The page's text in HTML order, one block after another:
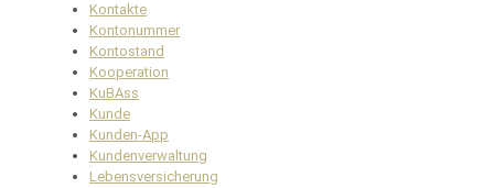
Kontakte
Kontonummer
Kontostand
Kooperation
KuBAss
Kunde
Kunden-App
Kundenverwaltung
Lebensversicherung